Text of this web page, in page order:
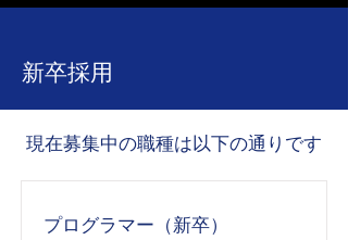
新卒採用
現在募集中の職種は以下の通りです
プログラマー（新卒）